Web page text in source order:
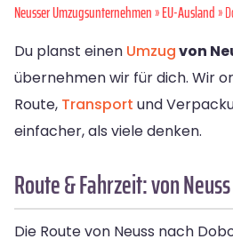
Neusser Umzugsunternehmen»EU-Ausland»
Du planst einen Umzugvon
übernehmen wir für dich. Wir
Route, Transport und
einfacher, als viele denken.
Route & Fahrzeit: von
Die Route von Neuss nach